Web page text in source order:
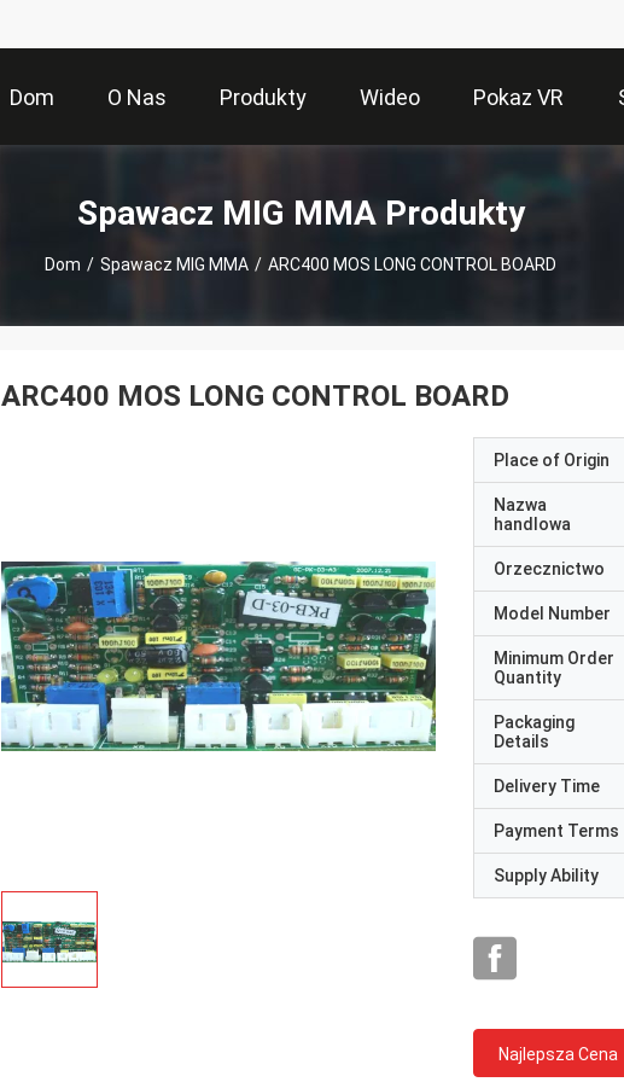
Dom O Nas Produkty Wideo Pokaz VR
Spawacz MIG MMA Produkty
Dom / Spawacz MIG MMA / ARC400 MOS LONG CONTROL BOARD
ARC400 MOS LONG CONTROL BOARD
Place of Origin
Nazwa
handlowa
Orzecznictwo
Model Number
Minimum Order
Quantity
Packaging
Details
Delivery Time
Payment Terms
Supply Ability
Najlepsza Cena